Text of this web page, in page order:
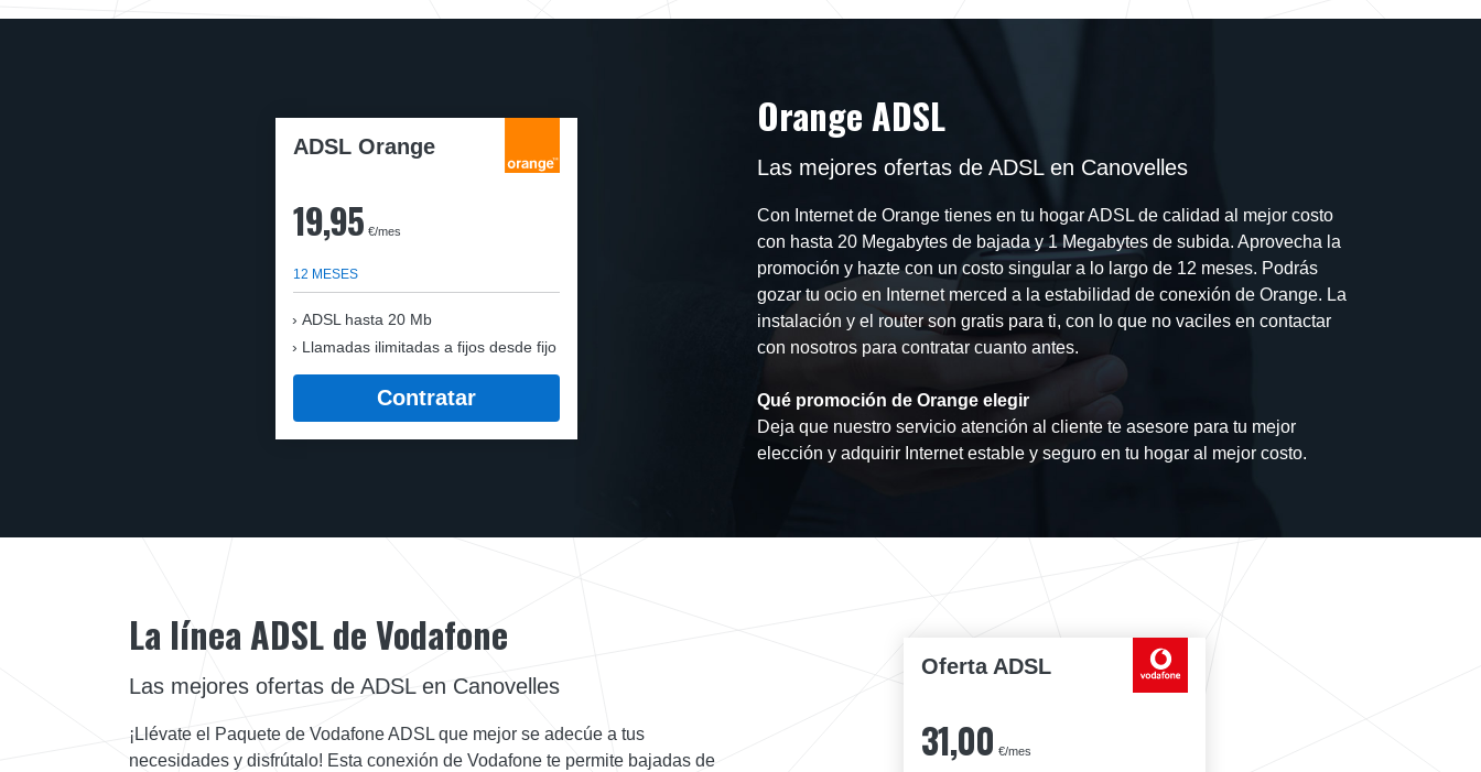
ADSL Orange
19,95 €/mes
12 MESES
ADSL hasta 20 Mb
Llamadas ilimitadas a fijos desde fijo
Contratar
Orange ADSL
Las mejores ofertas de ADSL en Canovelles
Con Internet de Orange tienes en tu hogar ADSL de calidad al mejor costo
con hasta 20 Megabytes de bajada y 1 Megabytes de subida. Aprovecha la
promoción y hazte con un costo singular a lo largo de 12 meses. Podrás
gozar tu ocio en Internet merced a la estabilidad de conexión de Orange. La
instalación y el router son gratis para ti, con lo que no vaciles en contactar
con nosotros para contratar cuanto antes.
Qué promoción de Orange elegir
Deja que nuestro servicio atención al cliente te asesore para tu mejor
elección y adquirir Internet estable y seguro en tu hogar al mejor costo.
Oferta ADSL
31,00 €/mes
La línea ADSL de Vodafone
Las mejores ofertas de ADSL en Canovelles
¡Llévate el Paquete de Vodafone ADSL que mejor se adecúe a tus
necesidades y disfrútalo! Esta conexión de Vodafone te permite bajadas de